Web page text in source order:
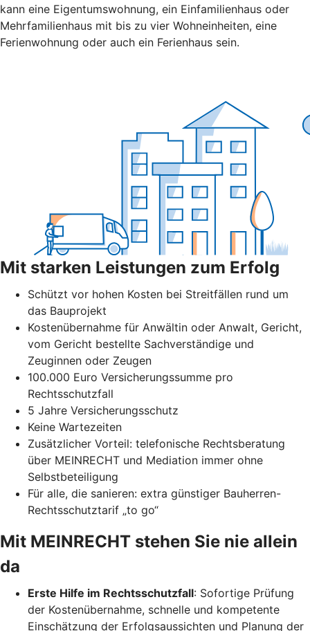
kann eine Eigentumswohnung, ein Einfamilienhaus oder
Mehrfamilienhaus mit bis zu vier Wohneinheiten, eine
Ferienwohnung oder auch ein Ferienhaus sein.
Mit starken Leistungen zum Erfolg
Schützt vor hohen Kosten bei Streitfällen rund um
das Bauprojekt
Kostenübernahme für Anwältin oder Anwalt, Gericht,
vom Gericht bestellte Sachverständige und
Zeuginnen oder Zeugen
100.000 Euro Versicherungssumme pro
Rechtsschutzfall
5 Jahre Versicherungsschutz
Keine Wartezeiten
Zusätzlicher Vorteil: telefonische Rechtsberatung
über MEINRECHT und Mediation immer ohne
Selbstbeteiligung
Für alle, die sanieren: extra günstiger Bauherren-
Rechtsschutztarif „to go“
Mit MEINRECHT stehen Sie nie allein
da
Erste Hilfe im Rechtsschutzfall: Sofortige Prüfung
der Kostenübernahme, schnelle und kompetente
Einschätzung der Erfolgsaussichten und Planung der